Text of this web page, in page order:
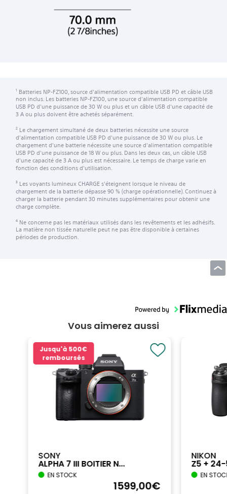
1 Batteries NP-FZ100, source d'alimentation compatible USB PD et câble USB
non inclus. Les batteries NP-FZ100, une source d'alimentation compatible
USB PD d'une puissance de 30 W ou plus et un câble USB d'une capacité de
3 A ou plus doivent être achetés séparément.
2 Le chargement simultané de deux batteries nécessite une source
d'alimentation compatible USB PD d'une puissance de 30 W ou plus. Le
chargement d'une batterie nécessite une source d'alimentation compatible
USB PD d'une puissance de 18 W ou plus. Dans les deux cas, un câble USB
d'une capacité de 3 A ou plus est nécessaire. Le temps de charge varie en
fonction des conditions d'utilisation.
3 Les voyants lumineux CHARGE s'éteignent lorsque le niveau de
chargement de la batterie dépasse 90 % (charge opérationnelle). Continuez à
charger la batterie pendant 30 minutes supplémentaires pour obtenir une
charge complète.
4 Ne concerne pas les matériaux utilisés dans les revêtements et les adhésifs.
La matière non tissée naturelle peut ne pas être disponible à certaines
périodes de production.
Vous aimerez aussi
Jusqu'à 500€
remboursés
SONY
ALPHA 7 III BOITIER N...
EN STOCK
1599,00€
NIKON
Z5 +
EN